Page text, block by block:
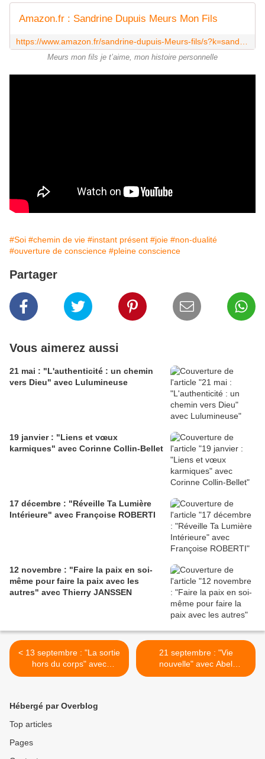
Amazon.fr : Sandrine Dupuis Meurs Mon Fils
Meurs mon fils je t’aime, mon histoire personnelle
#Soi #chemin de vie #instant présent #joie #non-dualité
#ouverture de conscience #pleine conscience
Partager
Vous aimerez aussi
21 mai : "L'authenticité : un chemin
vers Dieu" avec Lulumineuse
19 janvier : "Liens et vœux
karmiques" avec Corinne Collin-Bellet
17 décembre : "Réveille Ta Lumière
Intérieure" avec Françoise ROBERTI
12 novembre : "Faire la paix en soi-
même pour faire la paix avec les
autres" avec Thierry JANSSEN
< 13 septembre : "La sortie
hors du corps" avec
Romain CLEMENT
21 septembre : "Vie
nouvelle" avec Abel
MILLOT >
Hébergé par Overblog
Top articles
Pages